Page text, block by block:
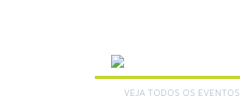
VEJA TODOS OS EVENTOS